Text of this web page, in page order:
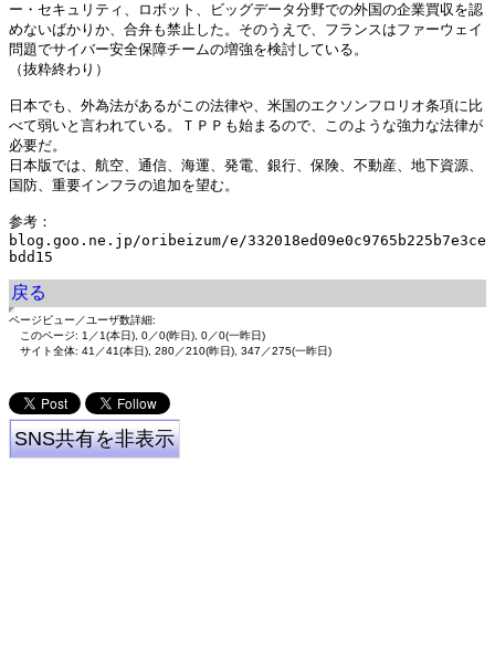
ー・セキュリティ、ロボット、ビッグデータ分野での外国の企業買収を認
めないばかりか、合弁も禁止した。そのうえで、フランスはファーウェイ
問題でサイバー安全保障チームの増強を検討している。
（抜粋終わり）
日本でも、外為法があるがこの法律や、米国のエクソンフロリオ条項に比
べて弱いと言われている。ＴＰＰも始まるので、このような強力な法律が
必要だ。
日本版では、航空、通信、海運、発電、銀行、保険、不動産、地下資源、
国防、重要インフラの追加を望む。
参考：
blog.goo.ne.jp/oribeizum/e/332018ed09e0c9765b225b7e3ce
戻る
ページビュー／ユーザ数詳細:
このページ: 1／1(本日), 0／0(昨日), 0／0(一昨日)
サイト全体: 41／41(本日), 280／210(昨日), 347／275(一昨日)